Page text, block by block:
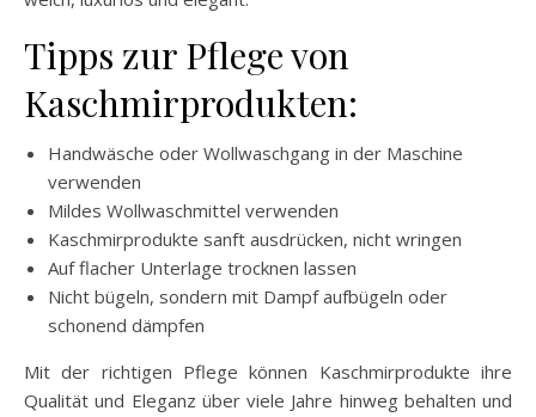
Tipps zur Pflege von
Kaschmirprodukten:
Handwäsche oder Wollwaschgang in der Maschine
verwenden
Mildes Wollwaschmittel verwenden
Kaschmirprodukte sanft ausdrücken, nicht wringen
Auf flacher Unterlage trocknen lassen
Nicht bügeln, sondern mit Dampf aufbügeln oder
schonend dämpfen
Mit der richtigen Pflege können Kaschmirprodukte ihre
Qualität und Eleganz über viele Jahre hinweg behalten und